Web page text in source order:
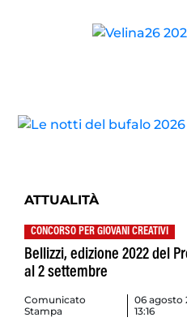
ATTUALITÀ
CONCORSO PER GIOVANI CREATIVI
Bellizzi, edizione 2022 del
al 2 settembre
Comunicato
Stampa
06 agosto
13:16